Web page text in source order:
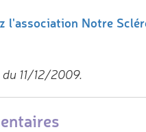
l'association Notre
11/12/2009.